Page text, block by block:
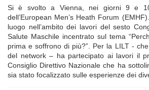
Si è svolto a Vienna, nei giorni 9 e
dell’European Men’s Heath Forum
luogo nell’ambito dei lavori del sesto
Salute Maschile incentrato sul tema
prima e soffrono di più?”. Per la LILT -
del network – ha partecipato ai lavori il
Consiglio Direttivo Nazionale che ha
sia stato focalizzato sulle esperienze dei